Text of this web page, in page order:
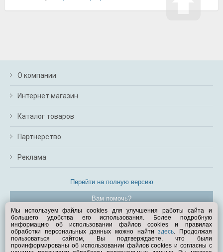
О компании
Интернет магазин
Каталог товаров
Партнерство
Реклама
Перейти на полную версию
Вам помочь?
© Exist.ru 1998—2026
Мы используем файлы cookies для улучшения работы сайта и
большего удобства его использования. Более подробную
информацию об использовании файлов cookies и правилах
обработки персональных данных можно найтиздесь. Продолжая
пользоваться сайтом, Вы подтверждаете, что были
проинформированы об использовании файлов cookies и согласны с